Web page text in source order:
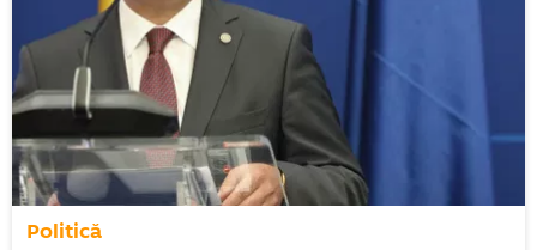
Politică